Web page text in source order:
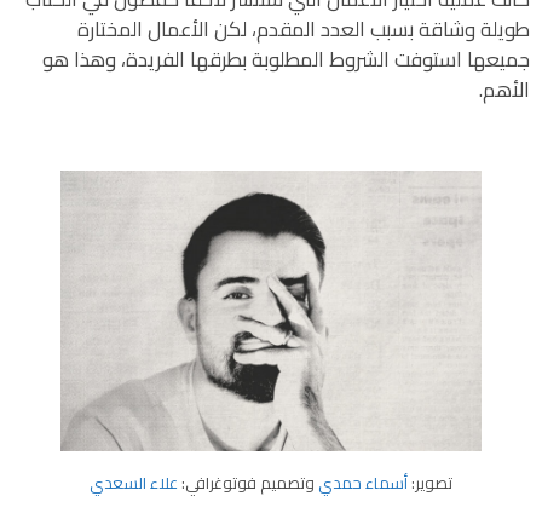
طويلة وشاقة بسبب العدد المقدم، لكن الأعمال المختارة
جميعها استوفت الشروط المطلوبة بطرقها الفريدة، وهذا هو
الأهم.
تصوير:أسماء حمدي وتصميم فوتوغرافي: علاء السعدي